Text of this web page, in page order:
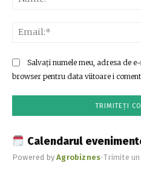
Salvați numele meu, adresa de
browser pentru data viitoare i
Calendarul
Powered byAgrobiznes•Trimite